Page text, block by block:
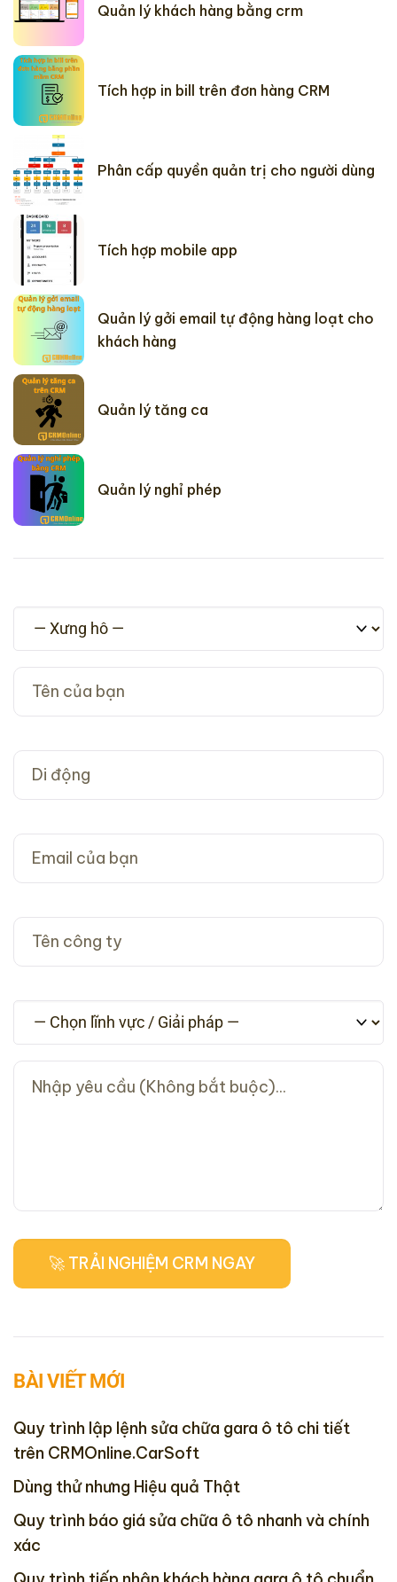
Quản lý khách hàng bằng crm
Tích hợp in bill trên đơn hàng CRM
Phân cấp quyền quản trị cho người dùng
Tích hợp mobile app
Quản lý gởi email tự động hàng loạt cho
khách hàng
Quản lý tăng ca
Quản lý nghỉ phép
BÀI VIẾT MỚI
Quy trình lập lệnh sửa chữa gara ô tô chi tiết
trên CRMOnline.CarSoft
Dùng thử nhưng Hiệu quả Thật
Quy trình báo giá sửa chữa ô tô nhanh và chính
xác